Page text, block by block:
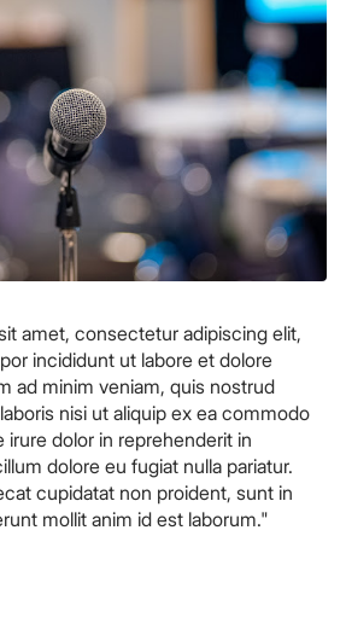
amet, consectetur adipiscing elit,
incididunt ut labore et dolore
ad minim veniam, quis nostrud
nisi ut aliquip ex ea commodo
dolor in reprehenderit in
dolore eu fugiat nulla pariatur.
cupidatat non proident, sunt in
mollit anim id est laborum."